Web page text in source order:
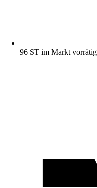
96 ST im Markt vorrätig